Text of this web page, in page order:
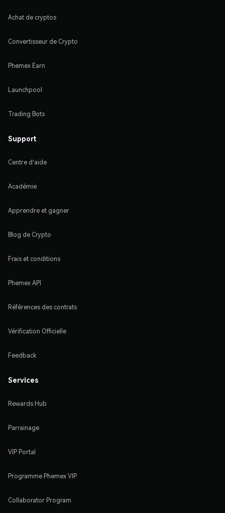
Achat de cryptos
Convertisseur de Crypto
Phemex Earn
Launchpool
Trading Bots
Support
Centre d'aide
Académie
Apprendre et gagner
Blog de Crypto
Frais et conditions
Phemex API
Références des contrats
Vérification Officielle
Feedback
Services
Rewards Hub
Parrainage
VIP Portal
Programme Phemex VIP
Collaborator Program